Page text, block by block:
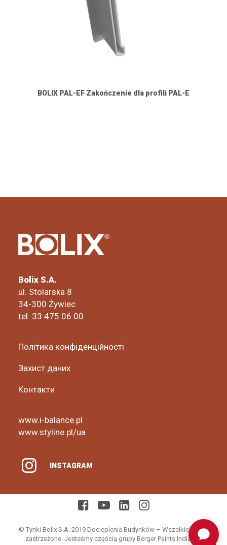
BOLIX PAL-EF Zakończenie dla profili PAL-E
Bolix S.A.
ul. Stolarska 8
34-300 Żywiec
tel: 33 475 06 00
Політика конфіденційності
Захист даних
Контакти
www.i-balance.pl
www.styline.pl/ua
INSTAGRAM
© Tynki Bolix S.A. 2019 Docieplenia Budynków – Wszelkie prawa
zastrzeżone. Jesteśmy częścią grupy Berger Paints India Ltd